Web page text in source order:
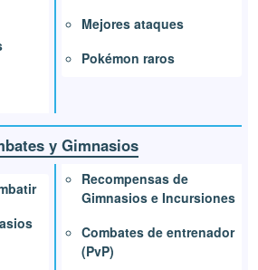
Mejores ataques
Pokémon raros
y Gimnasios
Recompensas de
Gimnasios e Incursiones
Combates de entrenador
(PvP)